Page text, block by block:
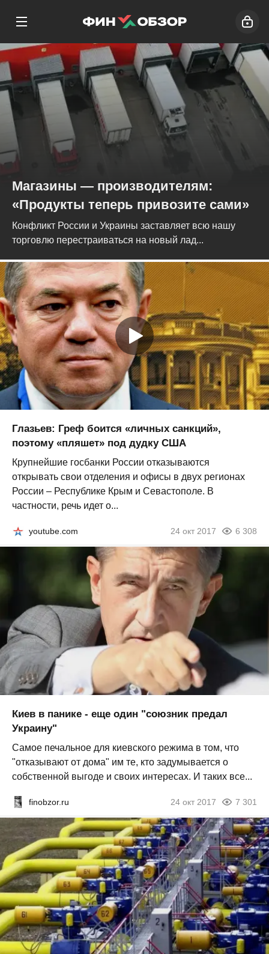
Магазины — производителям:
«Продукты теперь привозите сами»
Конфликт России и Украины заставляет всю нашу
торговлю перестраиваться на новый лад...
Глазьев: Греф боится «личных санкций»,
поэтому «пляшет» под дудку США
Крупнейшие госбанки России отказываются
открывать свои отделения и офисы в двух регионах
России – Республике Крым и Севастополе. В
частности, речь идет о...
youtube.com 24 окт 2017 6 308
Киев в панике - еще один "союзник предал
Украину"
Самое печальное для киевского режима в том, что
"отказывают от дома" им те, кто задумывается о
собственной выгоде и своих интересах. И таких все...
finobzor.ru 24 окт 2017 7 301